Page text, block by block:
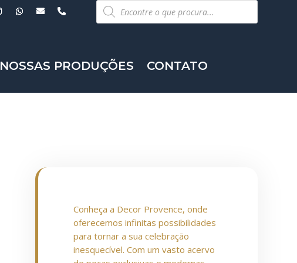
Pesquisar
produtos
NOSSAS PRODUÇÕES CONTATO
Conheça a Decor Provence, onde
oferecemos infinitas possibilidades
para tornar a sua celebração
inesquecível. Com um vasto acervo